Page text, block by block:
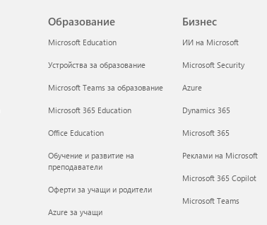
Образование
Microsoft Education
Устройства за образование
Microsoft Teams за образование
Microsoft 365 Education
Office Education
Обучение и развитие на
преподаватели
Оферти за учащи и родители
Azure за учащи
Бизнес
ИИ на Microsoft
Microsoft Security
Azure
Dynamics 365
Microsoft 365
Реклами на Microsoft
Microsoft 365 Copilot
Microsoft Teams